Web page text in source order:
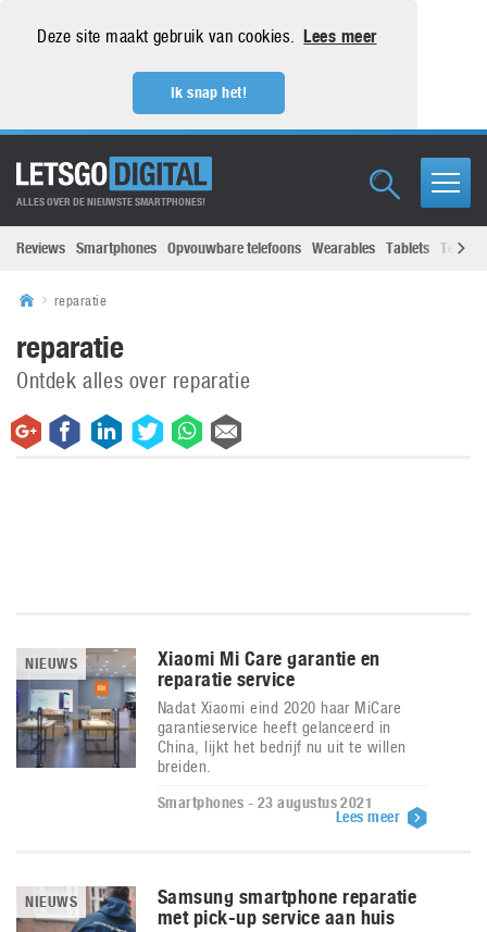
Deze site maakt gebruik van cookies. Lees meer
Ik snap het!
ALLES OVER DE NIEUWSTE SMARTPHONES!
Reviews Smartphones Opvouwbare telefoons Wearables Tablets
reparatie
reparatie
Ontdek alles over reparatie
NIEUWS
Xiaomi Mi Care garantie en
reparatie service
Nadat Xiaomi eind 2020 haar MiCare
garantieservice heeft gelanceerd in
China, lijkt het bedrijf nu uit te willen
breiden.
Smartphones - 23 augustus 2021
Lees meer
NIEUWS
Samsung smartphone reparatie
met pick-up service aan huis